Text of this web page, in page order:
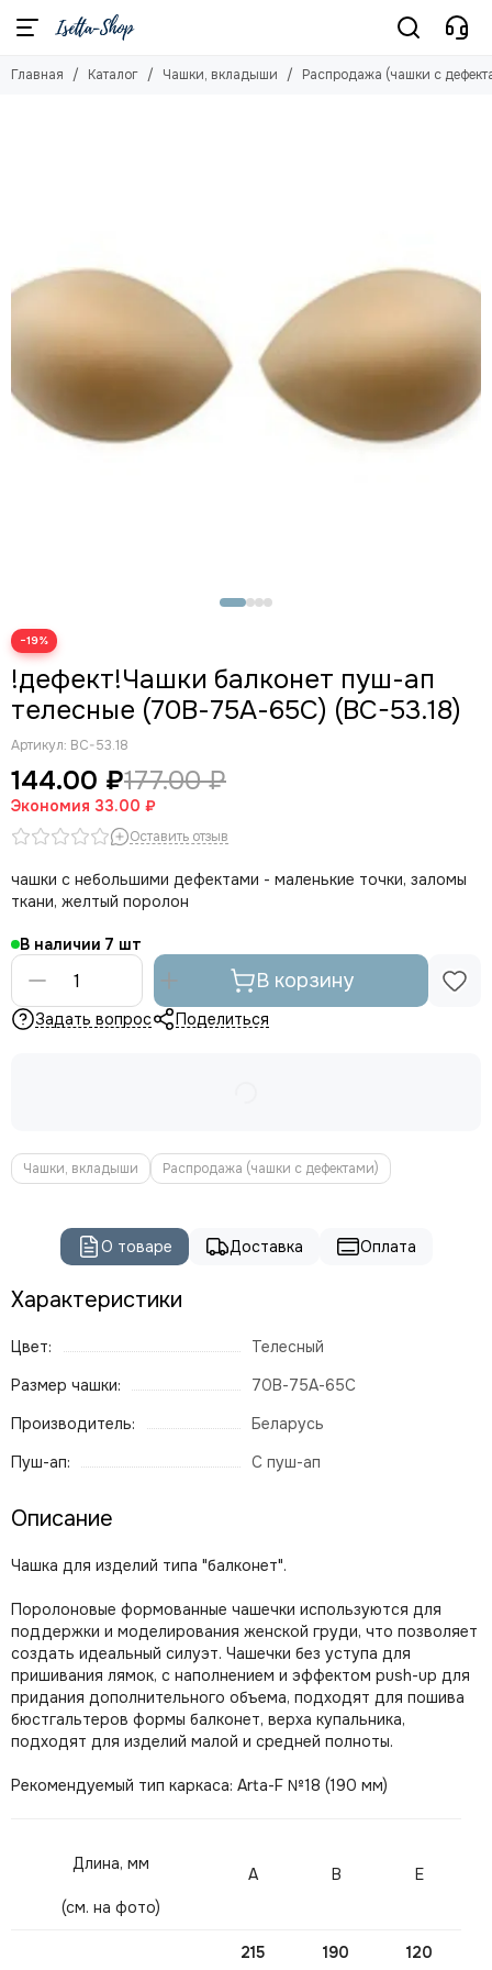
Чашки, вкладыши
95B-90C-85D-80E-75F
100B-95C-90D-85E-80F
105B-100C-95D-90E-85F
110B-105C-100D-95E-90F
Чашки-вкладыши
Чашки спейсер
Главная Каталог Чашки, вкладыши Распродажа (чашки с
−19%
!дефект!Чашки балконет пуш-ап
телесные (70В-75А-65С) (BC-53.18)
Артикул: BC-53.18
144.00 ₽177.00 ₽
Экономия 33.00 ₽
Оставить отзыв
чашки с небольшими дефектами - маленькие точки, заломы
ткани, желтый поролон
В наличии 7
В корзину
Задать вопрос Поделиться
Чашки, вкладыши Распродажа (чашки с дефектами)
О товаре Доставка Оплата
Характеристики
Цвет:
Телесный
Размер чашки:
70В-75А-65С
Производитель:
Беларусь
Пуш-ап:
С пуш-ап
Описание
Чашка для изделий типа "балконет".
Поролоновые формованные чашечки используются для
поддержки и моделирования женской груди, что позволяет
создать идеальный силуэт. Чашечки без уступа для
пришивания лямок, с наполнением и эффектом push-up для
придания дополнительного объема, подходят для пошива
бюстгальтеров формы балконет, верха купальника,
подходят для изделий малой и средней полноты.
Рекомендуемый тип каркаса: Arta-F №18 (190 мм)
Длина, мм
(см. на фото)
A B E
215 190 120